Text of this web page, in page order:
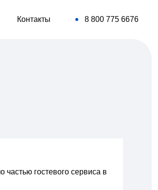
Контакты 8 800 775 6676
частью гостевого сервиса в